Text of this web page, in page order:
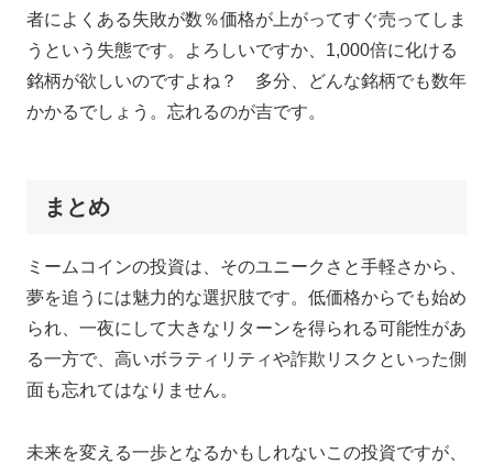
者によくある失敗が数％価格が上がってすぐ売ってしま
うという失態です。よろしいですか、1,000倍に化ける
銘柄が欲しいのですよね？ 多分、どんな銘柄でも数年
かかるでしょう。忘れるのが吉です。
まとめ
ミームコインの投資は、そのユニークさと手軽さから、
夢を追うには魅力的な選択肢です。低価格からでも始め
られ、一夜にして大きなリターンを得られる可能性があ
る一方で、高いボラティリティや詐欺リスクといった側
面も忘れてはなりません。
未来を変える一歩となるかもしれないこの投資ですが、